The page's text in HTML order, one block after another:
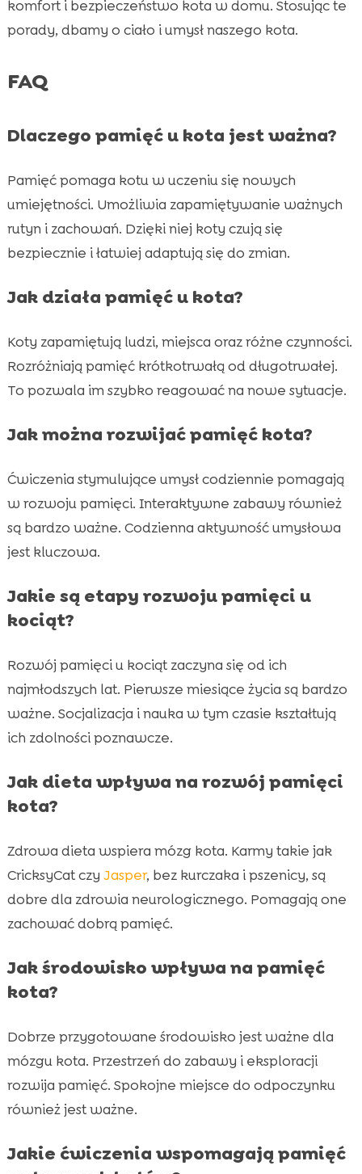
komfort i bezpieczeństwo kota w domu. Stosując te
porady, dbamy o ciało i umysł naszego kota.
FAQ
Dlaczego pamięć u kota jest ważna?
Pamięć pomaga kotu w uczeniu się nowych
umiejętności. Umożliwia zapamiętywanie ważnych
rutyn i zachowań. Dzięki niej koty czują się
bezpiecznie i łatwiej adaptują się do zmian.
Jak działa pamięć u kota?
Koty zapamiętują ludzi, miejsca oraz różne czynności.
Rozróżniają pamięć krótkotrwałą od długotrwałej.
To pozwala im szybko reagować na nowe sytuacje.
Jak można rozwijać pamięć kota?
Ćwiczenia stymulujące umysł codziennie pomagają
w rozwoju pamięci. Interaktywne zabawy również
są bardzo ważne. Codzienna aktywność umysłowa
jest kluczowa.
Jakie są etapy rozwoju pamięci u
kociąt?
Rozwój pamięci u kociąt zaczyna się od ich
najmłodszych lat. Pierwsze miesiące życia są bardzo
ważne. Socjalizacja i nauka w tym czasie kształtują
ich zdolności poznawcze.
Jak dieta wpływa na rozwój pamięci
kota?
Zdrowa dieta wspiera mózg kota. Karmy takie jak
CricksyCat czy Jasper, bez kurczaka i pszenicy, są
dobre dla zdrowia neurologicznego. Pomagają one
zachować dobrą pamięć.
Jak środowisko wpływa na pamięć
kota?
Dobrze przygotowane środowisko jest ważne dla
mózgu kota. Przestrzeń do zabawy i eksploracji
rozwija pamięć. Spokojne miejsce do odpoczynku
również jest ważne.
Jakie ćwiczenia wspomagają pamięć